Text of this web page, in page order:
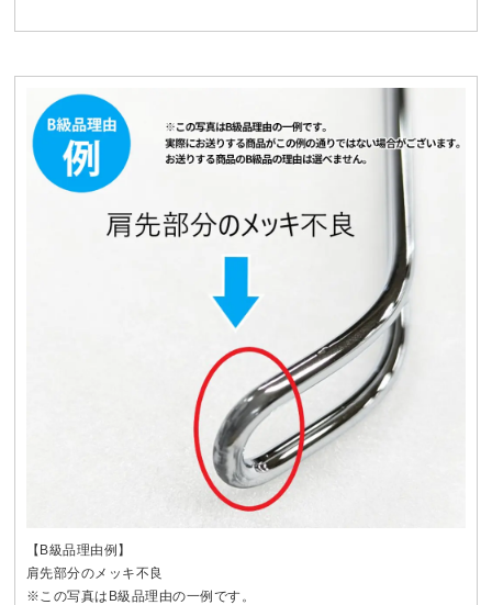
【B級品理由例】
肩先部分のメッキ不良
※この写真はB級品理由の一例です。